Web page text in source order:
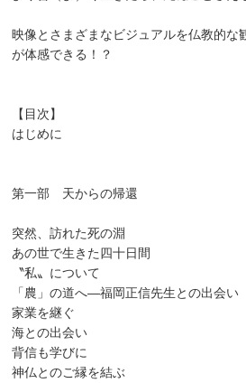
映像とさまざまなビジュアルを仏教的な
が体感できる！？
【目次】
はじめに
第一部 天からの帰還
突然、訪れた死の淵
あの世で生きた四十日間
〝私〟について
「農」の道へ―福岡正信先生との出会い
家業を継ぐ
海との出会い
背信も学びに
神仏とのご縁を結ぶ